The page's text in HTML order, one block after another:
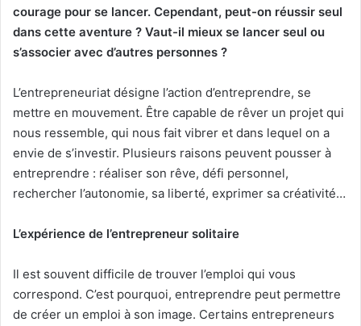
courage pour se lancer. Cependant, peut-on réussir seul
dans cette aventure ? Vaut-il mieux se lancer seul ou
s’associer avec d’autres personnes ?
L’entrepreneuriat désigne l’action d’entreprendre, se
mettre en mouvement. Être capable de rêver un projet qui
nous ressemble, qui nous fait vibrer et dans lequel on a
envie de s’investir. Plusieurs raisons peuvent pousser à
entreprendre : réaliser son rêve, défi personnel,
rechercher l’autonomie, sa liberté, exprimer sa créativité…
L’expérience de l’entrepreneur solitaire
Il est souvent difficile de trouver l’emploi qui vous
correspond. C’est pourquoi, entreprendre peut permettre
de créer un emploi à son image. Certains entrepreneurs